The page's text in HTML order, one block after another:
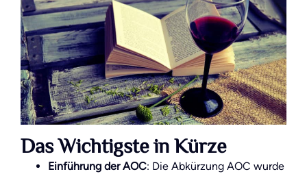
Das Wichtigste in Kürze
Einführung der AOC: Die Abkürzung AOC wurde